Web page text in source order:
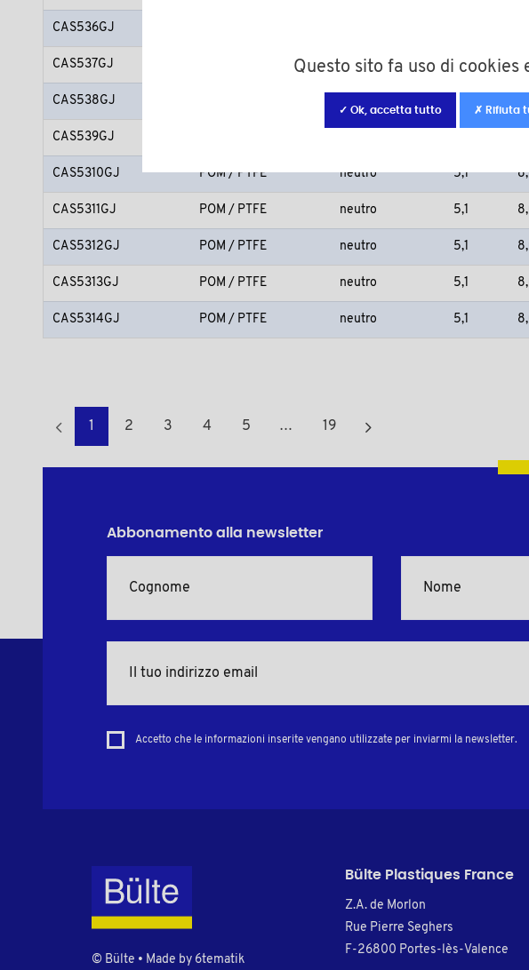
CAS536GJ
CAS537GJ neutro 5,1
CAS538GJ
CAS539GJ
CAS5310GJ POM / PTFE neutro 5,1
CAS5311GJ POM / PTFE neutro 5,1
CAS5312GJ POM / PTFE neutro 5,1
CAS5313GJ POM / PTFE neutro 5,1
CAS5314GJ POM / PTFE neutro 5,1
1 2 3 4 5 … 19
Abbonamento alla newsletter
Accetto che le informazioni inserite vengano utilizzate per inviarmi la newsletter.
© Bülte • Made by 6tematik
Bülte Plastiques France
Z.A. de Morlon
Rue Pierre Seghers
F-26800 Portes-lès-Valence
Questo sito fa uso di
✓ Ok, accetta tutto ✗ Rifiuta